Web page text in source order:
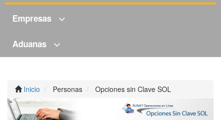
Empresas
Aduanas
Inicio Personas Opciones sin Clave SOL